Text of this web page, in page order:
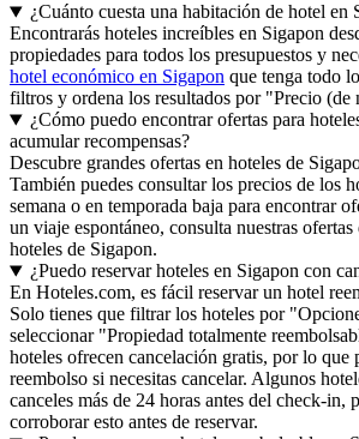
¿Cuánto cuesta una habitación de hotel en
Encontrarás hoteles increíbles en Sigapon
propiedades para todos los presupuestos y
hotel económico en Sigapon que tenga todo
filtros y ordena los resultados por "Precio (de
¿Cómo puedo encontrar ofertas para
acumular recompensas?
Descubre grandes ofertas en hoteles de
También puedes consultar los precios de los
semana o en temporada baja para encontrar
un viaje espontáneo, consulta nuestras
hoteles de Sigapon.
¿Puedo reservar hoteles en Sigapon con
En Hoteles.com, es fácil reservar un hotel
Solo tienes que filtrar los hoteles por
seleccionar "Propiedad totalmente
hoteles ofrecen cancelación gratis, por lo que
reembolso si necesitas cancelar. Algunos
canceles más de 24 horas antes del check-in,
corroborar esto antes de reservar.